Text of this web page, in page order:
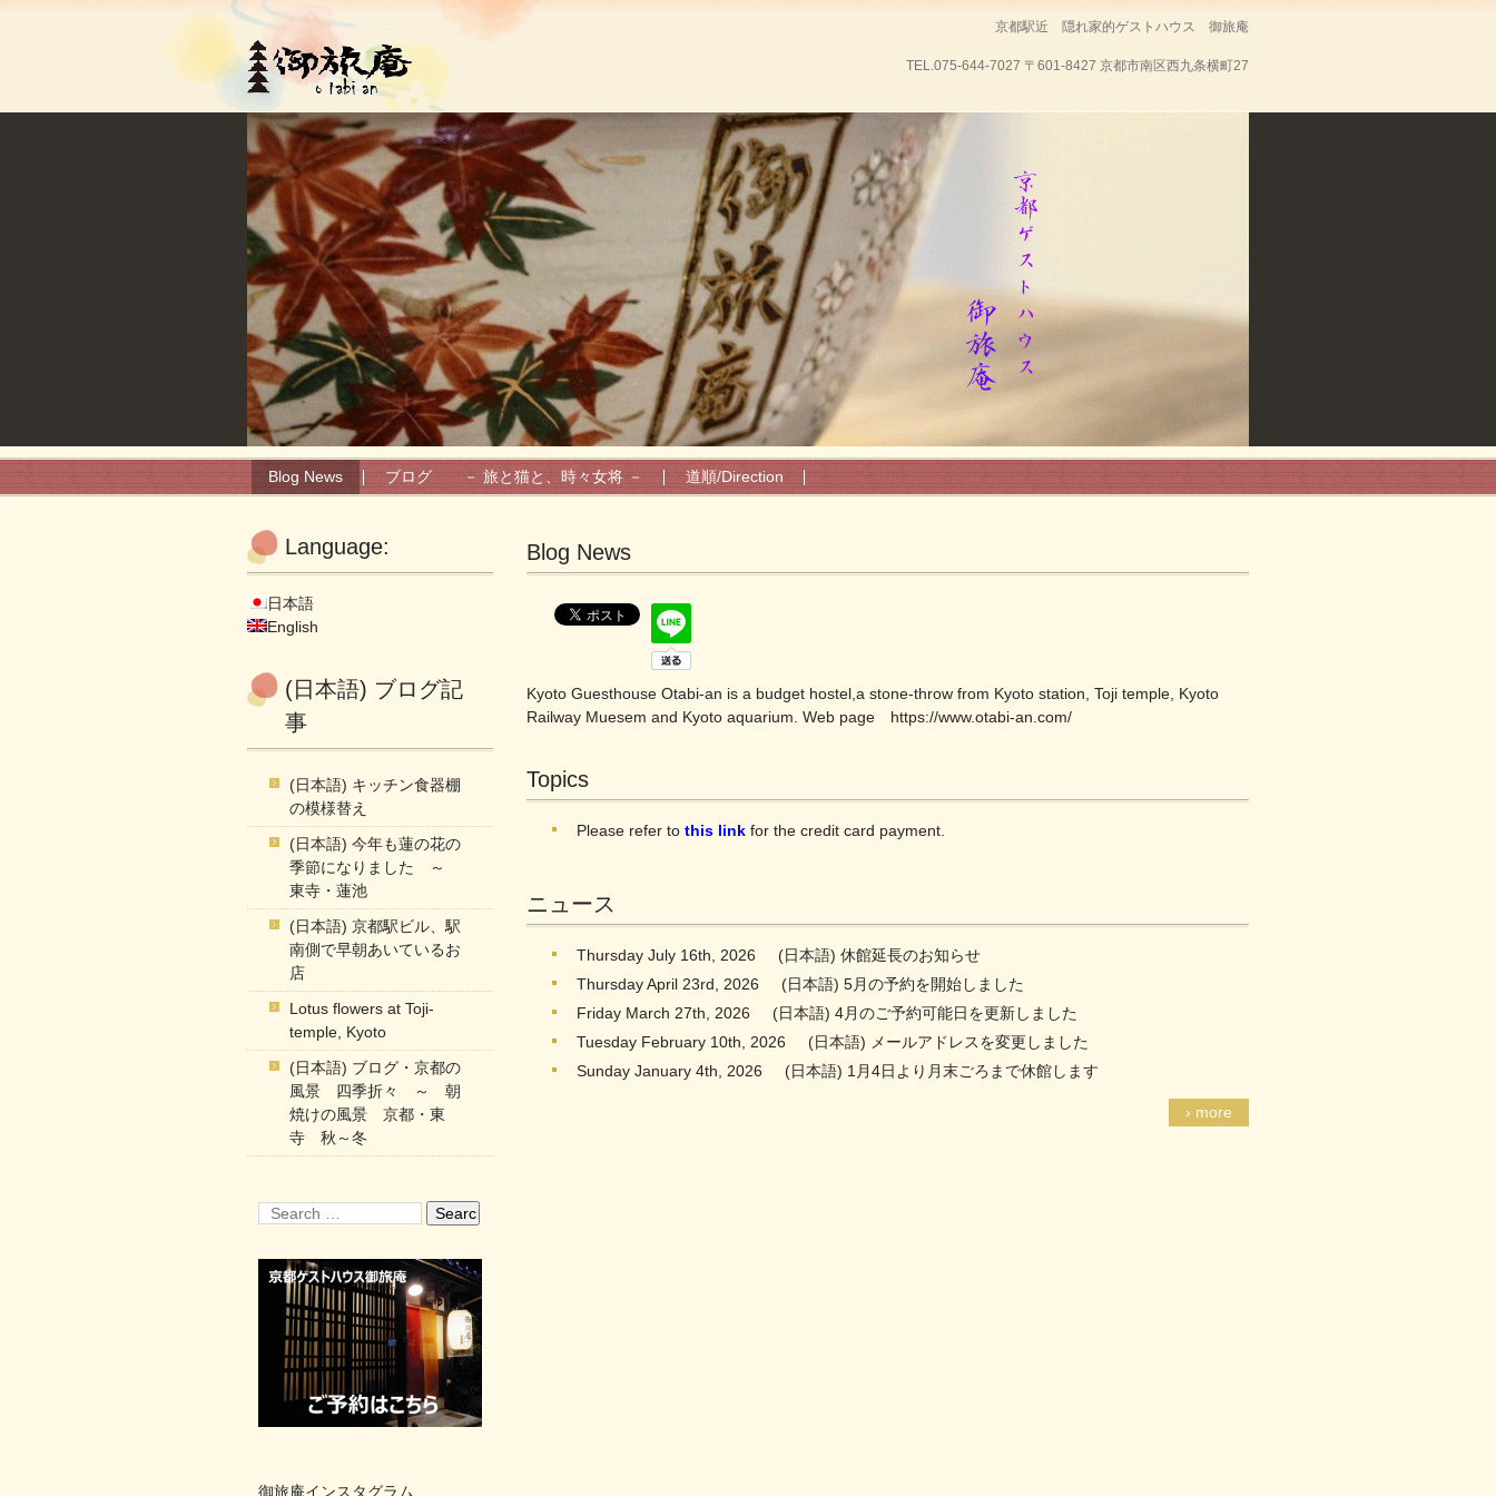
(日本語) 御旅庵ブログ
京都駅近 隠れ家的ゲストハウス 御旅庵
TEL.075-644-7027 〒601-8427 京都市南区西九条横町27
Blog News ブログ － 旅と猫と、時々女将 － 道順/Direction
Blog News
Kyoto Guesthouse Otabi-an is a budget hostel,a stone-throw from Kyoto station, Toji temple, Kyoto
Railway Muesem and Kyoto aquarium. Web page https://www.otabi-an.com/
Topics
Please refer to this link for the credit card payment.
ニュース
Thursday July 16th, 2026
(日本語) 休館延長のお知らせ
Thursday April 23rd, 2026
(日本語) 5月の予約を開始しました
Friday March 27th, 2026
(日本語) 4月のご予約可能日を更新しました
Tuesday February 10th, 2026
(日本語) メールアドレスを変更しました
Sunday January 4th, 2026
(日本語) 1月4日より月末ごろまで休館します
› more
Language:
日本語
English
(日本語) ブログ記
事
(日本語) キッチン食器棚
の模様替え
(日本語) 今年も蓮の花の
季節になりました ～
東寺・蓮池
(日本語) 京都駅ビル、駅
南側で早朝あいているお
店
Lotus flowers at Toji-
temple, Kyoto
(日本語) ブログ・京都の
風景 四季折々 ～ 朝
焼けの風景 京都・東
寺 秋～冬
御旅庵インスタグラム